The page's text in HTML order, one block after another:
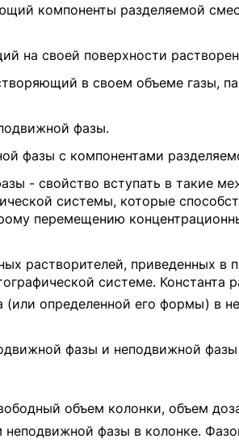
компоненты разделяемой
на своей поверхности
в своем объеме газы,
фазы.
фазы с компонентами
- свойство вступать в такие
системы, которые
перемещению
растворителей, приведенных в
системе. Константа
определенной его формы) в
фазы и неподвижной фазы
объем колонки, объем
неподвижной фазы в колонке.